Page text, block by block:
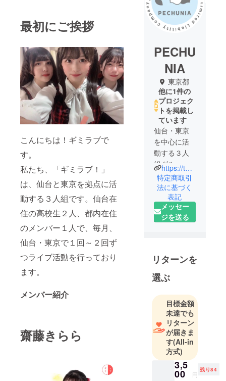
最初にご挨拶
こんにちは！ギミラブで
す。
私たち、「ギミラブ！」
は、仙台と東京を拠点に活
動する３人組です。仙台在
住の高校生２人、都内在住
のメンバー１人で、毎月、
仙台・東京で１回～２回ず
つライブ活動を行っており
ます。
メンバー紹介
齋藤きらら
PECHU
NIA
東京都
他に1件の
プロジェク
トを掲載し
ています
仙台・東京
を中心に活
動する３人
組グループ
「ギミラ
ブ！」を運
営。毎月１
～２回、仙
台、東京で
11月30日に
グループ初
の東京ワン
を開催！
https://twitter.com/givemelove_t
特定商取引
法に基づく
表記
メッセー
ジを送る
リターンを
選ぶ
目標金額
未達でも
リターン
が届きま
す(All-in
方式)
3,5
00 円
残り84